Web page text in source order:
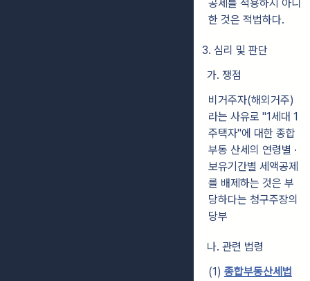
공제를 적용하지 아니
한 것은 적법하다.
3. 심리 및 판단
가. 쟁점
비거주자(해외거주)
라는 사유로 "1세대 1
주택자"에 대한 종합
부동 산세의 연령별 ·
보유기간별 세액공제
를 배제하는 것은 부
당하다는 청구주장의
당부
나. 관련 법령
(1) 종합부동산세법